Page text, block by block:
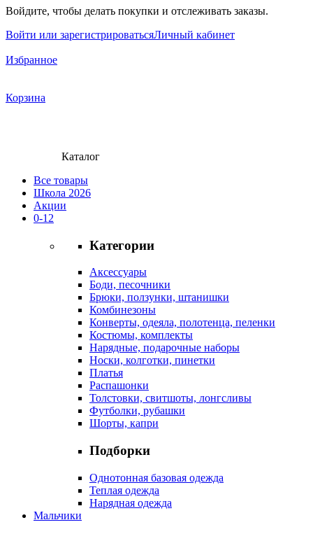
Войдите, чтобы делать покупки и отслеживать заказы.
Войти или зарегистрироватьсяЛичный кабинет
Избранное
Корзина
Каталог
Все товары
Школа 2026
Акции
0-12
Категории
Аксессуары
Боди, песочники
Брюки, ползунки, штанишки
Комбинезоны
Конверты, одеяла, полотенца, пеленки
Костюмы, комплекты
Нарядные, подарочные наборы
Носки, колготки, пинетки
Платья
Распашонки
Толстовки, свитшоты, лонгсливы
Футболки, рубашки
Шорты, капри
Подборки
Однотонная базовая одежда
Теплая одежда
Нарядная одежда
Мальчики